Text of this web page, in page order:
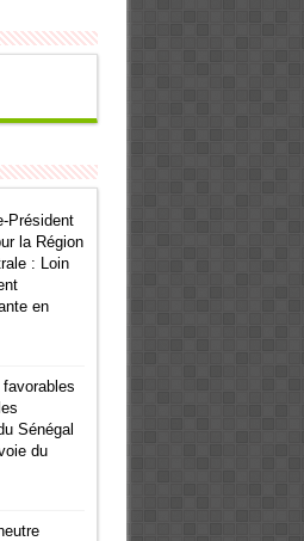
Président
la Région
: Loin
en
Sénégal
du